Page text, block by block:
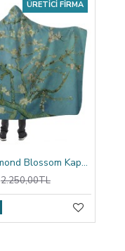
ÜRETICI FIRMA
Van Gogh Almond Blossom Kapşonlu Battaniye
2.250,00TL